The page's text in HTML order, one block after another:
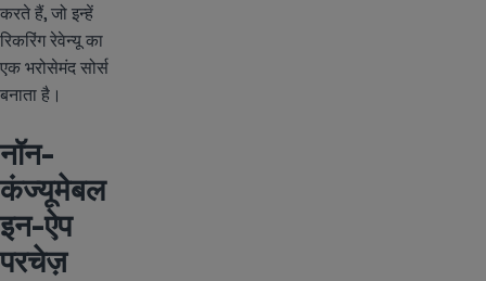
करते हैं, जो इन्हें
रिकरिंग रेवेन्यू का
एक भरोसेमंद सोर्स
बनाता है।
नॉन-
कंज्यूमेबल
इन-ऐप
परचेज़